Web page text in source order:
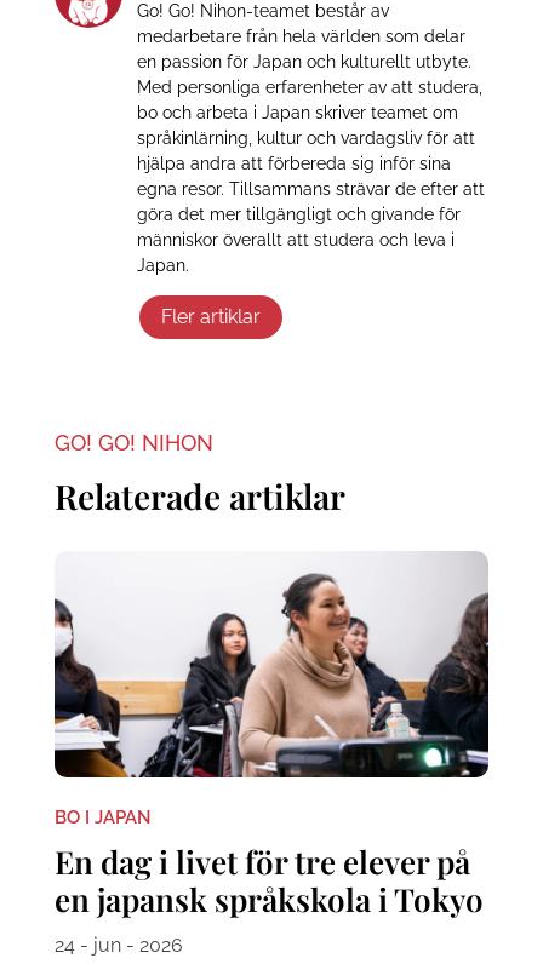
Go! Go! Nihon-teamet består av
medarbetare från hela världen som delar
en passion för Japan och kulturellt utbyte.
Med personliga erfarenheter av att studera,
bo och arbeta i Japan skriver teamet om
språkinlärning, kultur och vardagsliv för att
hjälpa andra att förbereda sig inför sina
egna resor. Tillsammans strävar de efter att
göra det mer tillgängligt och givande för
människor överallt att studera och leva i
Japan.
Fler artiklar
GO! GO! NIHON
Relaterade artiklar
BO I JAPAN
En dag i livet för tre elever på
en japansk språkskola i Tokyo
24 - jun - 2026